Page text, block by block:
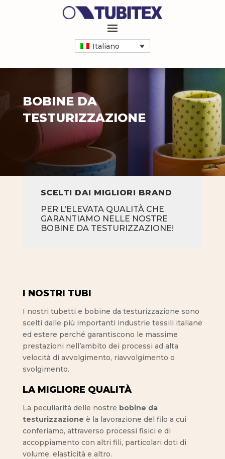
Italiano
BOBINE DA
TESTURIZZAZIONE
SCELTI DAI MIGLIORI BRAND
PER L’ELEVATA QUALITÀ CHE
GARANTIAMO NELLE NOSTRE
BOBINE DA TESTURIZZAZIONE!
I NOSTRI TUBI
I nostri tubetti e bobine da testurizzazione sono
scelti dalle più importanti industrie tessili italiane
ed estere perché garantiscono le massime
prestazioni nell’ambito dei processi ad alta
velocità di avvolgimento, riavvolgimento o
svolgimento.
LA MIGLIORE QUALITÀ
La peculiarità delle nostre bobine da
testurizzazione è la lavorazione del filo a cui
conferiamo, attraverso processi fisici e di
accoppiamento con altri fili, particolari doti di
volume, elasticità e altro.